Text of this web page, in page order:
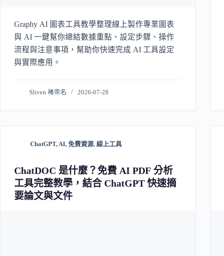
Graphy AI 圖表工具教學整理線上製作專業圖表
與 AI 一鍵幫你總結數據重點、設定步驟、操作
流程與注意事項，幫助你快速完成 AI 工具設定
與實際應用。
Sliven 褚崇名 2026-07-28
ChatGPT,AI, 免費資源, 線上工具
ChatDOC 是什麼？免費 AI PDF 分析
工具完整教學，結合 ChatGPT 快速摘
要論文與文件